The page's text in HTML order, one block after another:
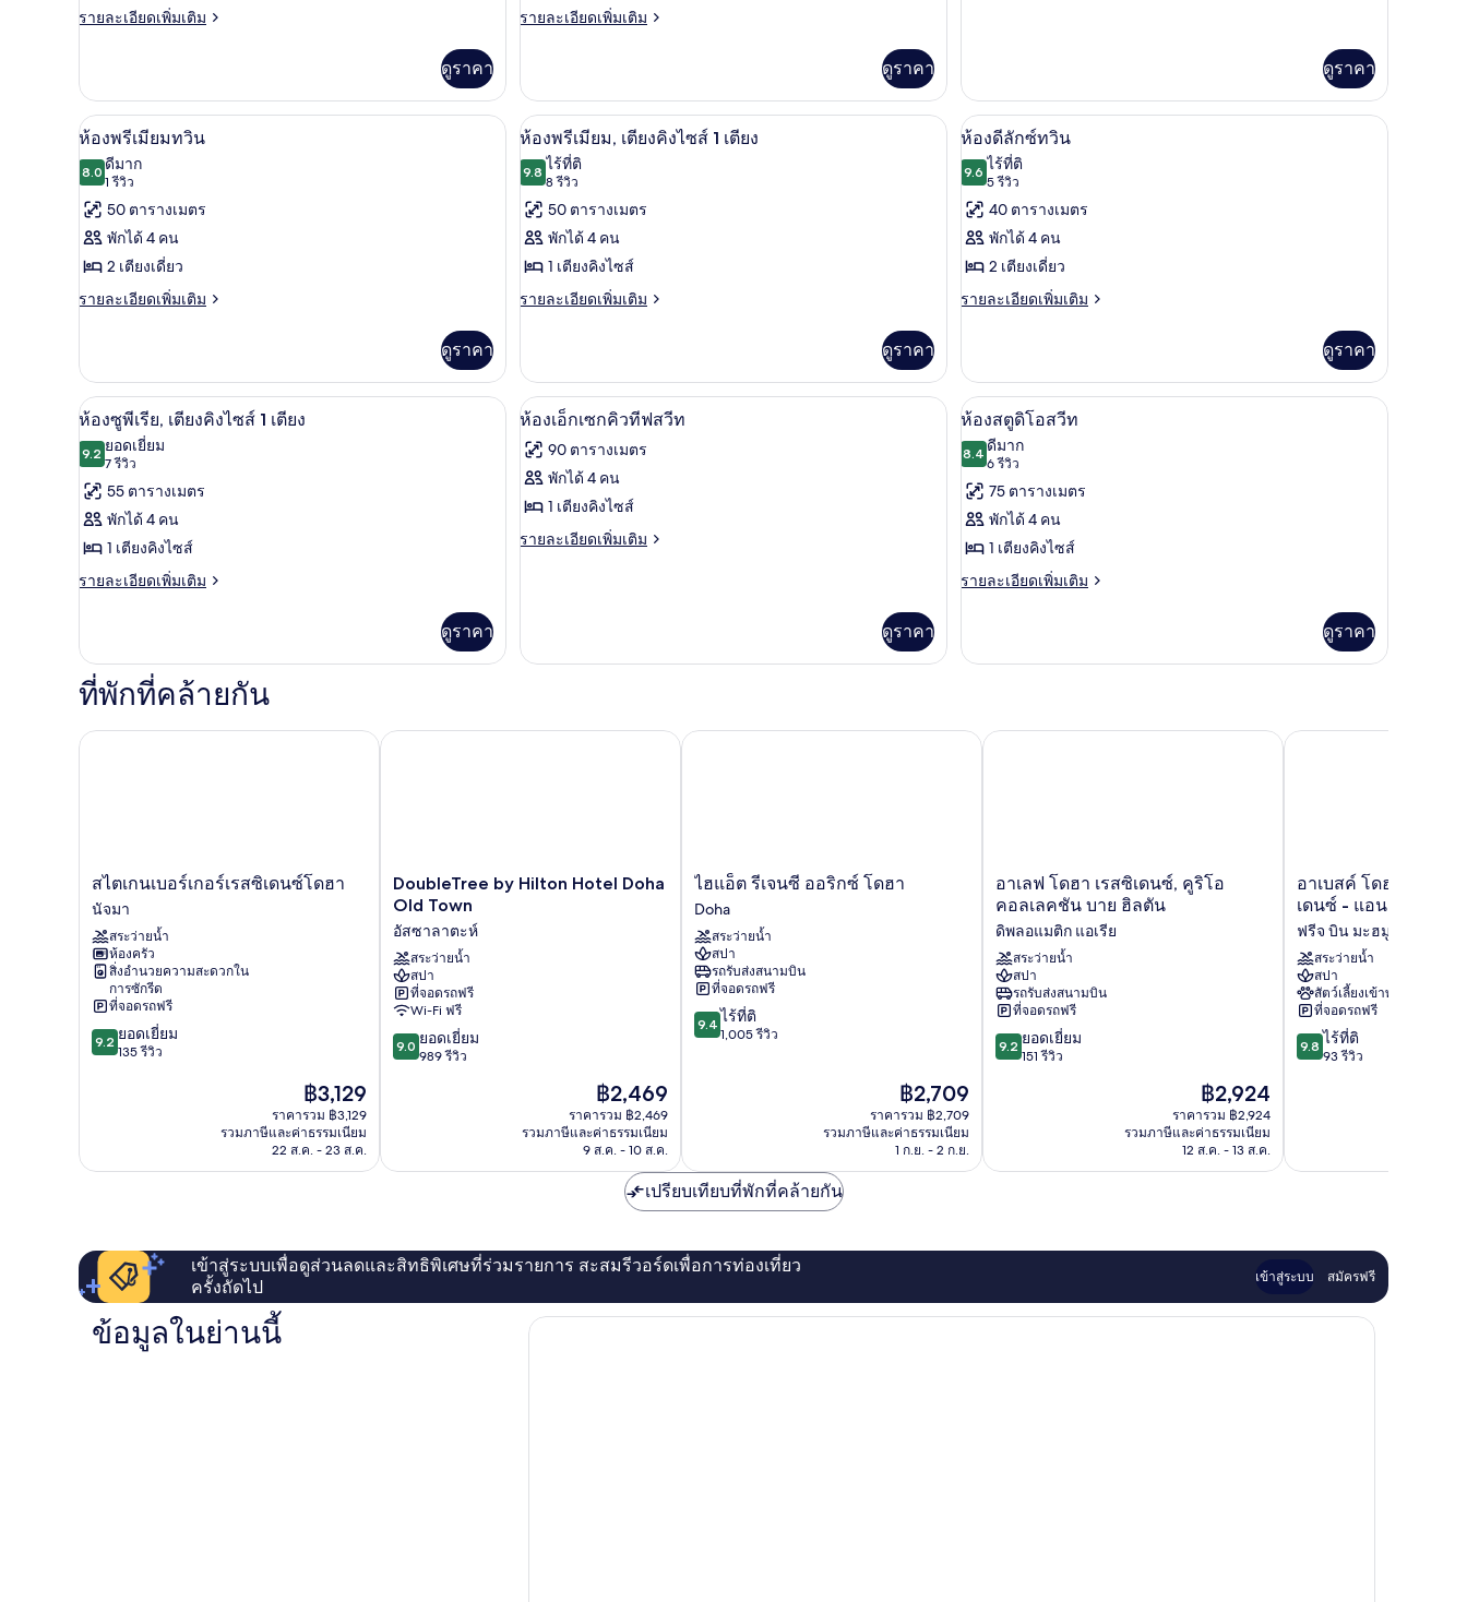
รายละเอียดเพิ่มเติม
ราย
เกี่ยว
กับ
ห้อง
เนียร์
ท
ดูราคา
เตียง
คิง
ไซส์
1
เตียง
รายละเอียดเพิ่มเติม
ราย
เกี่ยว
กับ
ห้อง
ลัก
เตียง
คิง
เตียง
ดูราคา
ทวิน
ห้อง
ซู
พี
ทวิ
น
ดูราคา
เปิด
ภาพถ่าย
ทั้งหมด
ของ
ห้อง
พรีเมียม
เครื่องนอนระดับพรีเมียม, ผ้านวมขนเป็ด, เตียงพร้อมฟูกเสริมที่นอน
6
ห้องพรีเมียมทวิน
8.08.0 จาก 10
ดีมาก
1 รีวิว
(1
รีวิว)
50 ตารางเมตร
พักได้ 4 คน
2 เตียงเดี่ยว
รายละเอียดเพิ่มเติม
ราย
เกี่ยว
กับ
ห้อง
พรีเมียม
ทวิ
ดูราคา
เปิด
ภาพถ่าย
ทั้งหมด
ของ
ห้อง
พรีเมียม,
ไซส์
1
เตียง
เครื่องนอนระดับพรีเมียม, ผ้านวมขนเป็ด, เตียงพร้อมฟูกเสริมที่นอน
10
ห้องพรีเมียม, เตียงคิงไซส์ 1 เตียง
9.89.8 จาก 10
ไร้ที่ติ
8 รีวิว
(8
รีวิว)
50 ตารางเมตร
พักได้ 4 คน
1 เตียงคิงไซส์
รายละเอียดเพิ่มเติม
ราย
เกี่ยว
กับ
ห้อง
เตียง
คิง
เตียง
ดูราคา
เปิด
ภาพถ่าย
ทั้งหมด
ของ
ห้อง
ทวิน
เครื่องนอนระดับพรีเมียม, ผ้านวมขนเป็ด, เตีย
6
ห้องดีลักซ์ทวิน
9.69.6 จาก 10
ไร้ที่ติ
5 รีวิว
(5
รีวิว)
40 ตารางเมตร
พักได้ 4 คน
2 เตียงเดี่ยว
รายละเอียดเพิ่มเติม
ราย
เกี่ยว
กับ
ห้อง
ลัก
ทวิ
น
ดูราคา
เปิด
ภาพถ่าย
ทั้งหมด
ของ
ห้อง
เตียง
คิง
ไซส์
เครื่องนอนระดับพรีเมียม, ผ้านวมขนเป็ด, เตียงพร้อมฟูกเสริมที่นอน
7
ห้องซูพีเรีย, เตียงคิงไซส์ 1 เตียง
9.29.2 จาก 10
ยอดเยี่ยม
7 รีวิว
(7
รีวิว)
55 ตารางเมตร
พักได้ 4 คน
1 เตียงคิงไซส์
รายละเอียดเพิ่มเติม
ราย
เกี่ยว
กับ
ห้อง
พี
ดูราคา
เปิด
ภาพถ่าย
ทั้งหมด
ของ
ห้อง
ทีฟ
ห้องเอ็กเซกคิวทีฟสวีท | เครื่องนอนระดับพรีเมียม, ผ้านวมขนเป็ด, เตียงพร้อมฟูกเสริมที่นอน
8
ห้องเอ็กเซกคิวทีฟสวีท
90 ตารางเมตร
พักได้ 4 คน
1 เตียงคิงไซส์
รายละเอียดเพิ่มเติม
ราย
ห้อง
ทีฟ
ดูราคา
เปิด
ภาพถ่าย
ทั้งหมด
ของ
ห้อง
สวีท
ห้องสตูดิโอสวีท | เครื่องนอนระดับพรีเมียม, ผ้
6
ห้องสตูดิโอสวีท
8.48.4 จาก 10
ดีมาก
6 รีวิว
(6
รีวิว)
75 ตารางเมตร
พักได้ 4 คน
1 เตียงคิงไซส์
รายละเอียดเพิ่มเติม
ราย
เกี่ยว
ดิ
ดูราคา
ที่พักที่คล้ายกัน
ส
ไต
เกน
เบอร์
เก
อร์เรส
ซิ
เดน
ซ์
โดฮา
สไตเกนเบอร์เกอร์เรสซิเดนซ์โดฮา
นัจมา
สระว่ายน้ำ
ห้องครัว
สิ่งอำนวยความสะดวกใน
การซักรีด
ที่จอดรถฟรี
9.2
จาก
9.2 ยอดเยี่ยม
135 รีวิว
ราคา
ปัจจุบัน
คือ
฿3,129
฿3,129
ราคารวม ฿3,129
รวมภาษีและค่าธรรมเนียม
22 ส.ค. - 23 ส.ค.
สไตเกนเบอร์เกอร์เรสซิเดนซ์โดฮา
DoubleTree
by
Hilton
Hotel
Doha
Old
Town
อัส
ซา
ลา
DoubleTree by Hilton Hotel Doha
Old Town
อัสซาลาตะห์
สระว่ายน้ำ
สปา
ที่จอดรถฟรี
Wi-Fi ฟรี
9.0
จาก
9.0 ยอดเยี่ยม
989 รีวิว
ราคา
ปัจจุบัน
คือ
฿2,469
฿2,469
ราคารวม ฿2,469
รวมภาษีและค่าธรรมเนียม
9 ส.ค. - 10 ส.ค.
DoubleTree by Hilton Hotel Doha Old Town
ไฮ
แอ็ต
รีเจนซี
ออ
ริก
ซ์
โดฮา
Doha
ไฮแอ็ต รีเจนซี ออริกซ์ โดฮา
Doha
สระว่ายน้ำ
สปา
รถรับส่งสนามบิน
ที่จอดรถฟรี
9.4
จาก
9.4 ไร้ที่ติ
1,005 รีวิว
ราคา
ปัจจุบัน
คือ
฿2,709
฿2,709
ราคารวม ฿2,709
รวมภาษีและค่าธรรมเนียม
1 ก.ย. - 2 ก.ย.
ไฮแอ็ต รีเจนซี ออริกซ์ โดฮา
อา
เลฟ
โดฮา
เรส
ซิ
เดน
ซ์,
คู
ริโอ
คอลเลคชัน
แม
อาเลฟ โดฮา เรสซิเดนซ์, คูริโอ
คอลเลคชัน บาย ฮิลตัน
ดิพลอแมติก แอเรีย
สระว่ายน้ำ
สปา
รถรับส่งสนามบิน
ที่จอดรถฟรี
9.2
จาก
9.2 ยอดเยี่ยม
151 รีวิว
ราคา
ปัจจุบัน
คือ
฿2,924
฿2,924
ราคารวม ฿2,924
รวมภาษีและค่าธรรมเนียม
12 ส.ค. - 13 ส.ค.
อาเลฟ โดฮา เรสซิเดนซ์, คูริโอ คอลเลคชัน บาย ฮิลตัน
อา
เบส
โดฮา
โรง
แรม
แอนด์
เรส
ซิ
เดน
จี
มะฮมูด
อาเบสค์ โดฮา โรงแร
เดนซ์ - แอน ไอเอชจี
ฟรีจ บิน มะฮมูด
สระว่ายน้ำ
สปา
สัตว์เลี้ยงเข้าพักได้
ที่จอดรถฟรี
9.8
จาก
รีวิว
9.8 ไร้ที่ติ
93 รีวิว
อาเบสค์ โดฮา โรงแรม
เปรียบเทียบที่พักที่คล้ายกัน
เข้าสู่ระบบเพื่อดูส่วนลดและสิทธิพิเศษที่ร่วมรายการ สะสมรีวอร์ดเพื่อการท่องเที่ยว
ครั้งถัดไป
เข้าสู่ระบบ สมัครฟรี
ข้อมูลในย่านนี้